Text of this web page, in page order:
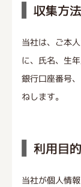
収集方法
当社は、ご本
に、氏名、生
銀行口座番号
ねします。
利用目的
当社が個人情